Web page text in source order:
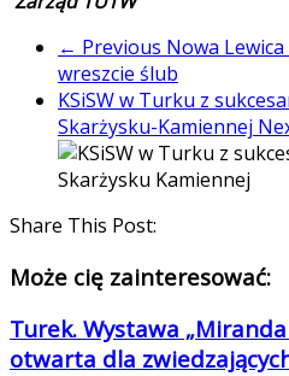
← Previous Nowa
wreszcie ślub
KSiSW w Turku z
Skarżysku-Kamiennej
Share This Post:
Może cię zainteresować:
Turek. Wystawa
otwarta dla